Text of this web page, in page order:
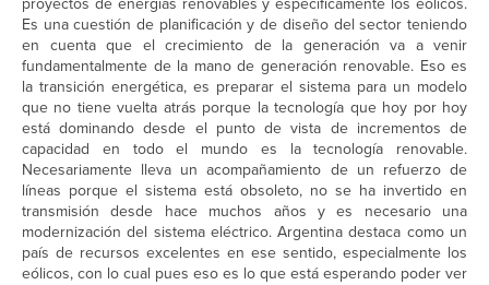
Es una cuestión de planificación y de diseño del sector teniendo
en cuenta que el crecimiento de la generación va a venir
fundamentalmente de la mano de generación renovable. Eso es
la transición energética, es preparar el sistema para un modelo
que no tiene vuelta atrás porque la tecnología que hoy por hoy
está dominando desde el punto de vista de incrementos de
capacidad en todo el mundo es la tecnología renovable.
Necesariamente lleva un acompañamiento de un refuerzo de
líneas porque el sistema está obsoleto, no se ha invertido en
transmisión desde hace muchos años y es necesario una
modernización del sistema eléctrico. Argentina destaca como un
país de recursos excelentes en ese sentido, especialmente los
eólicos, con lo cual pues eso es lo que está esperando poder ver